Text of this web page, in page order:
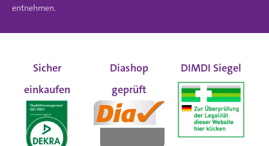
entnehmen.
Sicher
einkaufen
Diashop
geprüft
DIMDI Siegel